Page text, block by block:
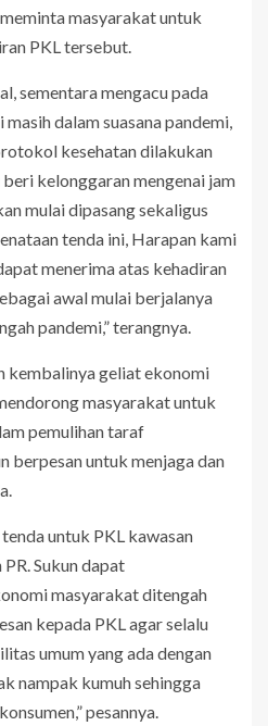
masyarakat untuk
PKL tersebut.
sementara mengacu pada
dalam suasana pandemi,
kesehatan dilakukan
kelonggaran mengenai jam
mulai dipasang sekaligus
tenda ini, Harapan kami
menerima atas kehadiran
awal mulai berjalanya
pandemi,” terangnya.
kembalinya geliat ekonomi
masyarakat untuk
pemulihan taraf
berpesan untuk menjaga dan
untuk PKL kawasan
Sukun dapat
masyarakat ditengah
kepada PKL agar selalu
umum yang ada dengan
nampak kumuh sehingga
pesannya.